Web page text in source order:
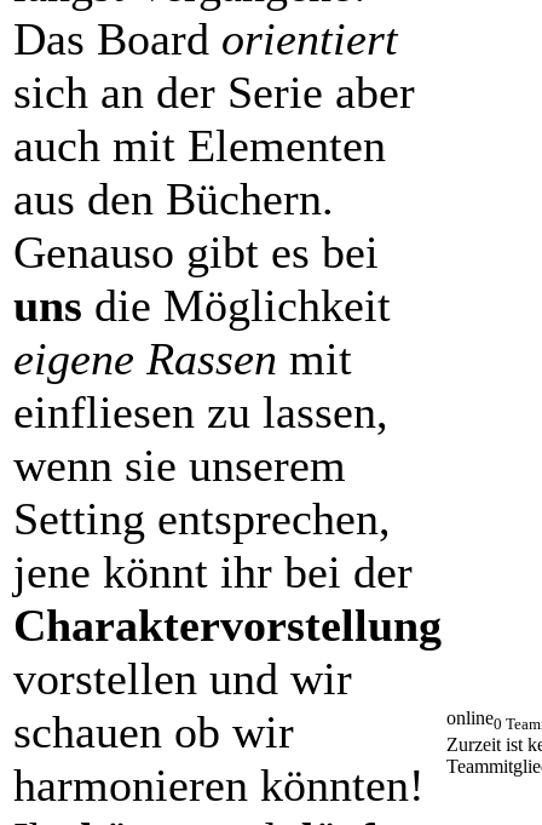
Das Board orientiert
sich an der Serie aber
auch mit Elementen
aus den Büchern.
Genauso gibt es bei
uns die Möglichkeit
eigene Rassen mit
einfliesen zu lassen,
wenn sie unserem
Setting entsprechen,
jene könnt ihr bei der
Charaktervorstellung
vorstellen und wir
schauen ob wir
harmonieren könnten!
online0
Zurzeit ist